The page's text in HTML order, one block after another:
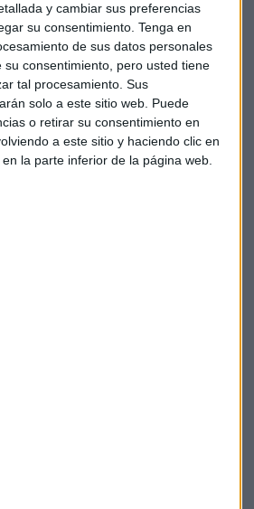
y cambiar sus preferencias
su consentimiento. Tenga en
de sus datos personales
su consentimiento, pero usted tiene
tal procesamiento. Sus
solo a este sitio web. Puede
o retirar su consentimiento en
a este sitio y haciendo clic en
la parte inferior de la página web.
que si la situación empeora, la
pero no es factible que, por
sea inferior al 16% que
más positivo.